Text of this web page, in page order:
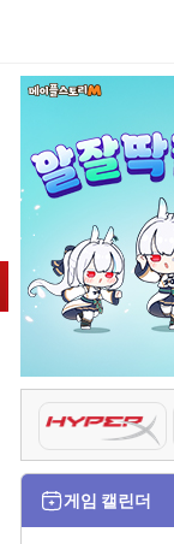
게임 캘린더